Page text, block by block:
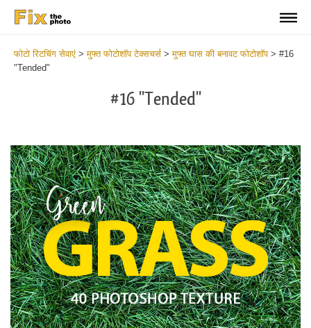
फोटो रिटचिंग सेवाएं >मुफ्त फोटोशॉप टेक्सचर्स >मुफ्त घास की बनावट फोटोशॉप> #16
"Tended"
#16 "Tended"